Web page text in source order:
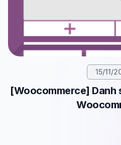
15/11/
[Woocommerce] Danh